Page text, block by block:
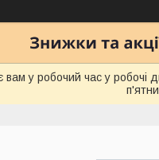
у робочий час у робочі